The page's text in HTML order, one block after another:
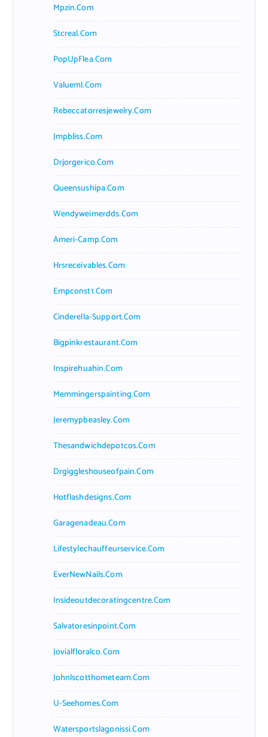
Mpzin.com
Stcreal.com
PopUpFlea.com
Valueml.com
Rebeccatorresjewelry.com
Jmpbliss.com
Drjorgerico.com
Queensushipa.com
Wendyweimerdds.com
Ameri-Camp.com
Hrsreceivables.com
Empconst1.com
Cinderella-Support.com
Bigpinkrestaurant.com
Inspirehuahin.com
Memmingerspainting.com
Jeremypbeasley.com
Thesandwichdepotcos.com
Drgiggleshouseofpain.com
Hotflashdesigns.com
Garagenadeau.com
Lifestylechauffeurservice.com
EverNewNails.com
Insideoutdecoratingcentre.com
Salvatoresinpoint.com
Jovialfloralco.com
Johnlscotthometeam.com
U-Seehomes.com
Watersportslagonissi.com